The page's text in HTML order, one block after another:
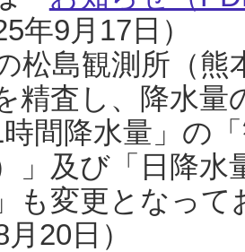
年9月17日）
松島観測所（熊
精査し、降水
時間降水量」の
」及び「日降
も変更となっ
月20日）